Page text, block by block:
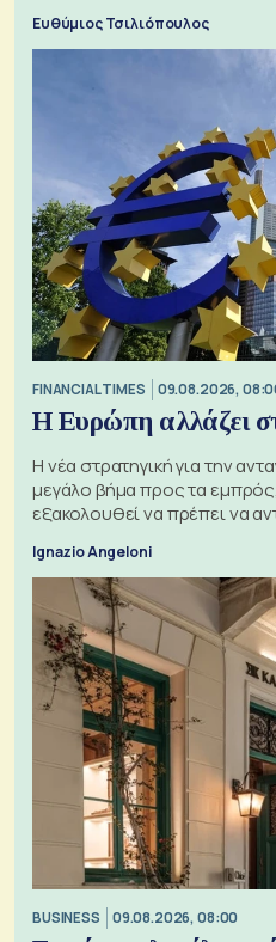
Ευθύμιος Τσιλιόπουλος
FINANCIAL TIMES 09.08.2026,
Η Ευρώπη αλλάζει
Η νέα στρατηγική για την
μεγάλο βήμα προς τα
εξακολουθεί να πρέπει να
Ignazio Angeloni
BUSINESS 09.08.2026, 08:00